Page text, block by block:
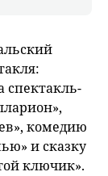
спектакль-
комедию
и сказку
ключик».